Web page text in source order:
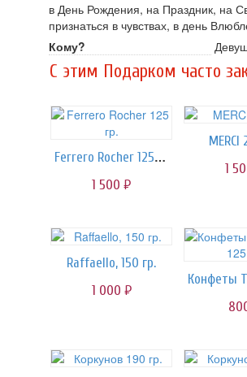
в День Рождения, на Праздник, на
признаться в чувствах, в день
Кому?
C этим Подарком часто
Ferrero Rocher 125 гр.
1 500 руб.
MERCI
1
Raffaello, 150 гр.
1 000 руб.